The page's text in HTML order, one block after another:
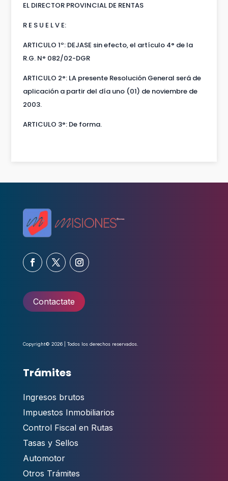
EL DIRECTOR PROVINCIAL DE RENTAS
R E S U E L V E:
ARTICULO 1º: DEJASE sin efecto, el artículo 4° de la
R.G. N° 082/02-DGR
ARTICULO 2°: LA presente Resolución General será de
aplicación a partir del día uno (01) de noviembre de
2003.
ARTICULO 3°: De forma.
Contactate
Copyright© 2026 | Todos los derechos reservados.
Trámites
Ingresos brutos
Impuestos Inmobiliarios
Control Fiscal en Rutas
Tasas y Sellos
Automotor
Otros Trámites